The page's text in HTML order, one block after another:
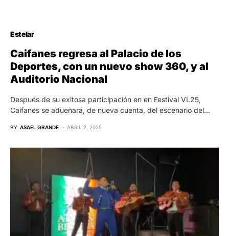
Estelar
Caifanes regresa al Palacio de los
Deportes, con un nuevo show 360, y al
Auditorio Nacional
Después de su exitosa participación en en Festival VL25,
Caifanes se adueñará, de nueva cuenta, del escenario del…
BY ASAEL GRANDE ABRIL 2, 2025